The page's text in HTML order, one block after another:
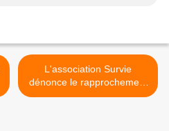
L'association Survie
dénonce le rapprochement
Kagamé-Sarkozy. >